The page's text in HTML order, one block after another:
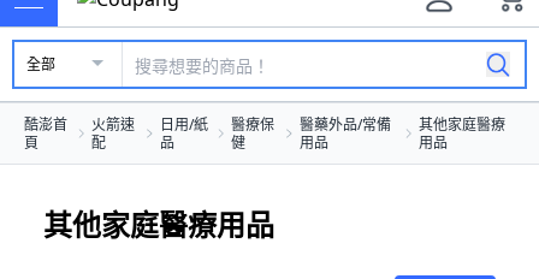
全部
酷澎首
頁
火箭速
配
日用/紙
品
醫療保
健
醫藥外品/常備
用品
其他家庭醫療
用品
其他家庭醫療用品